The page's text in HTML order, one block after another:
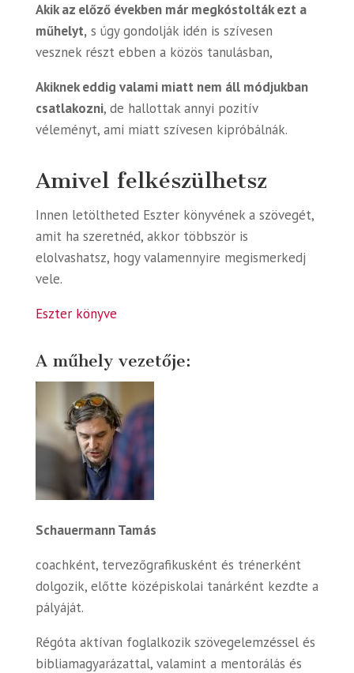
Akik az előző években már megkóstolták ezt a
műhelyt,s úgy gondolják idén is szívesen
vesznek részt ebben a közös tanulásban,
Akiknek eddig valami miatt nem áll módjukban
csatlakozni, de hallottak annyi pozitív
véleményt, ami miatt szívesen kipróbálnák.
Amivel felkészülhetsz
Innen letöltheted Eszter könyvének a szövegét,
amit ha szeretnéd, akkor többször is
elolvashatsz, hogy valamennyire megismerkedj
vele.
Eszter könyve
A műhely vezetője:
Schauermann Tamás
coachként, tervezőgrafikusként és trénerként
dolgozik, előtte középiskolai tanárként kezdte a
pályáját.
Régóta aktívan foglalkozik szövegelemzéssel és
bibliamagyarázattal, valamint a mentorálás és